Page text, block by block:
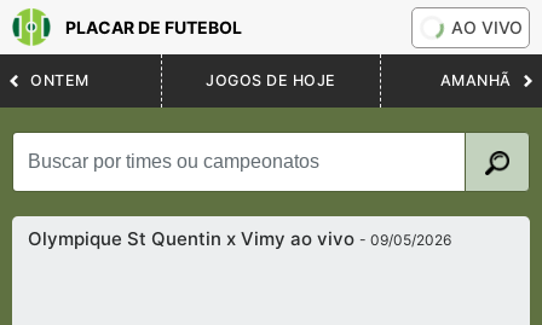
PLACAR DE FUTEBOL AO VIVO
ONTEM JOGOS DE HOJE AMANHÃ
Olympique St Quentin x Vimy ao vivo- 09/05/2026